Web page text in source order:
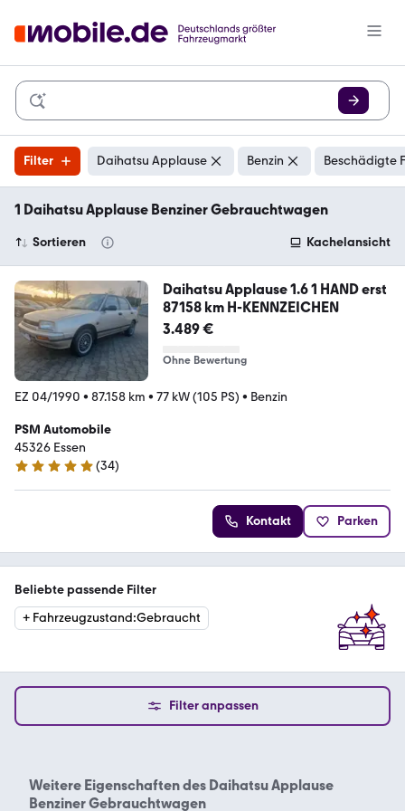
Filter Daihatsu Applause Benzin Beschädigte
1 Daihatsu Applause Benziner Gebrauchtwagen
Sortieren Kachelansicht
Daihatsu Applause 1.6 1 HAND erst
87158 km H-KENNZEICHEN
3.489 €
Ohne Bewertung
EZ 04/1990 • 87.158 km • 77 kW (105 PS) • Benzin
PSM Automobile
45326 Essen
4.9 Sterne
(34)
Kontakt Parken
Beliebte passende Filter
+ Fahrzeugzustand:Gebraucht
Filter anpassen
Weitere Eigenschaften des Daihatsu Applause
Benziner Gebrauchtwagen